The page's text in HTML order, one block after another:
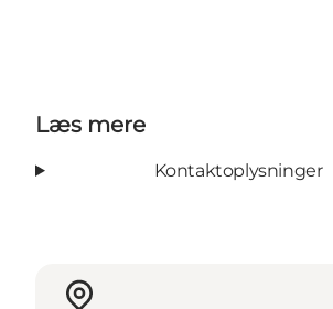
Læs mere
Kontaktoplysninger